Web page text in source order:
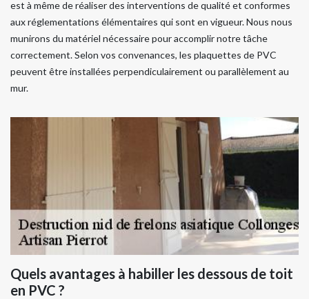
est à même de réaliser des interventions de qualité et conformes
aux réglementations élémentaires qui sont en vigueur. Nous nous
munirons du matériel nécessaire pour accomplir notre tâche
correctement. Selon vos convenances, les plaquettes de PVC
peuvent être installées perpendiculairement ou parallèlement au
mur.
Quels avantages à habiller les dessous de toit
en PVC ?